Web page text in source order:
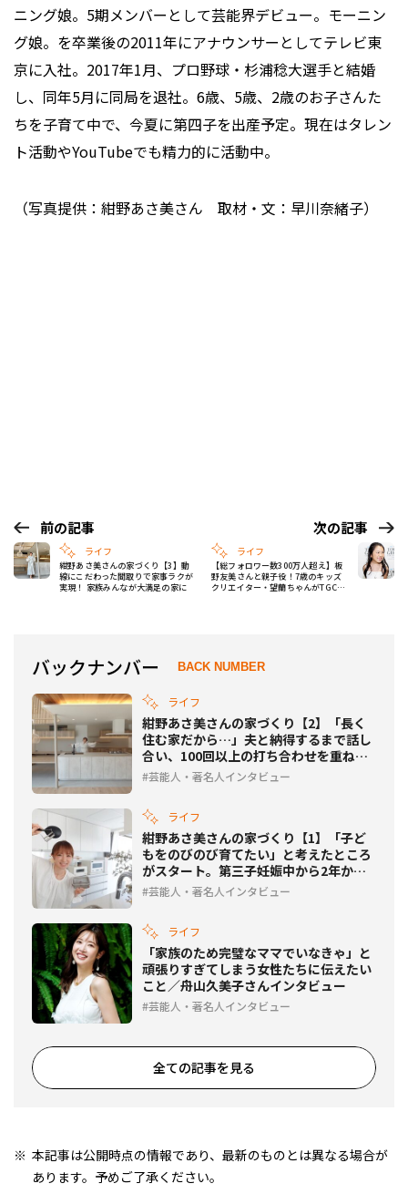
ニング娘。5期メンバーとして芸能界デビュー。モーニン
グ娘。を卒業後の2011年にアナウンサーとしてテレビ東
京に入社。2017年1月、プロ野球・杉浦稔大選手と結婚
し、同年5月に同局を退社。6歳、5歳、2歳のお子さんた
ちを子育て中で、今夏に第四子を出産予定。現在はタレン
ト活動やYouTubeでも精力的に活動中。
（写真提供：紺野あさ美さん 取材・文：早川奈緒子）
前の記事
ライフ
紺野あさ美さんの家づくり【3】動
線にこだわった間取りで家事ラクが
実現！ 家族みんなが大満足の家に
次の記事
ライフ
【総フォロワー数300万人超え】板
野友美さんと親子役！7歳のキッズ
クリエイター・望蘭ちゃんがTGCで
バックナンバー BACK NUMBER
ライフ
紺野あさ美さんの家づくり【2】「長く
住む家だから…」夫と納得するまで話し
合い、100回以上の打ち合わせを重ねた
こだわりの新居
芸能人・著名人インタビュー
ライフ
紺野あさ美さんの家づくり【1】「子ど
もをのびのび育てたい」と考えたところ
がスタート。第三子妊娠中から2年かけ
て土地探し
芸能人・著名人インタビュー
ライフ
「家族のため完璧なママでいなきゃ」と
頑張りすぎてしまう女性たちに伝えたい
こと／舟山久美子さんインタビュー
芸能人・著名人インタビュー
全ての記事を見る
本記事は公開時点の情報であり、最新のものとは異なる場合が
あります。予めご了承ください。